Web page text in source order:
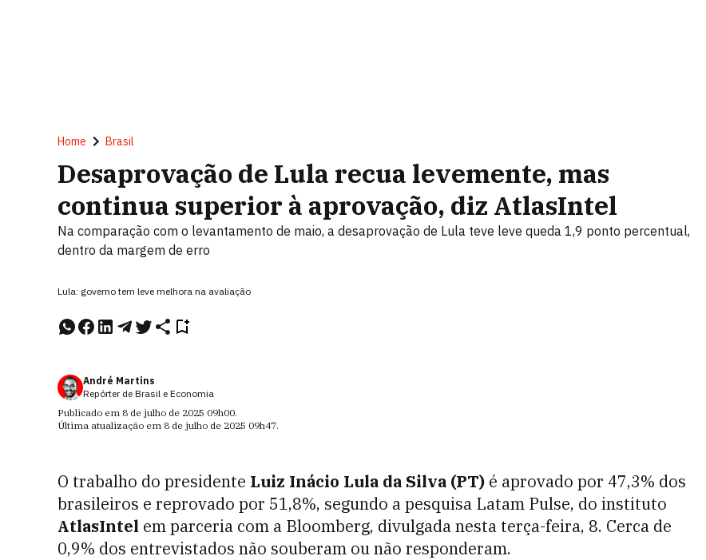
Home Brasil
Desaprovação de Lula recua levemente, mas
continua superior à aprovação, diz AtlasIntel
Na comparação com o levantamento de maio, a desaprovação de Lula teve leve queda 1,9 ponto percentual,
dentro da margem de erro
Lula: governo tem leve melhora na avaliação
André Martins
Repórter de Brasil e Economia
Publicado em 8 de julho de 2025 09h00.
Última atualização em 8 de julho de 2025 09h47.
O trabalho do presidente Luiz Inácio Lula da Silva (PT) é aprovado por 47,3% dos
brasileiros e reprovado por 51,8%, segundo a pesquisa Latam Pulse, do instituto
AtlasIntel em parceria com a Bloomberg, divulgada nesta terça-feira, 8. Cerca de
0,9% dos entrevistados não souberam ou não responderam.